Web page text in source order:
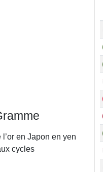
en Japon en yen
cycles